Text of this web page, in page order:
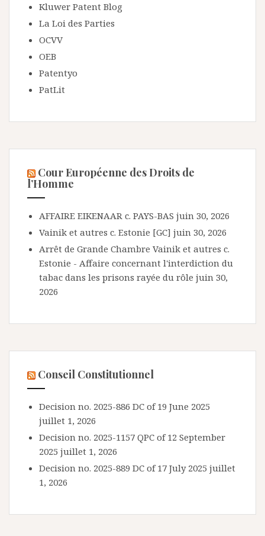
Kluwer Patent Blog
La Loi des Parties
OCVV
OEB
Patentyo
PatLit
Cour Européenne des Droits de
l’Homme
AFFAIRE EIKENAAR c. PAYS-BAS juin 30, 2026
Vainik et autres c. Estonie [GC] juin 30, 2026
Arrêt de Grande Chambre Vainik et autres c.
Estonie - Affaire concernant l'interdiction du
tabac dans les prisons rayée du rôle juin 30,
2026
Conseil Constitutionnel
Decision no. 2025-886 DC of 19 June 2025
juillet 1, 2026
Decision no. 2025-1157 QPC of 12 September
2025 juillet 1, 2026
Decision no. 2025-889 DC of 17 July 2025 juillet
1, 2026